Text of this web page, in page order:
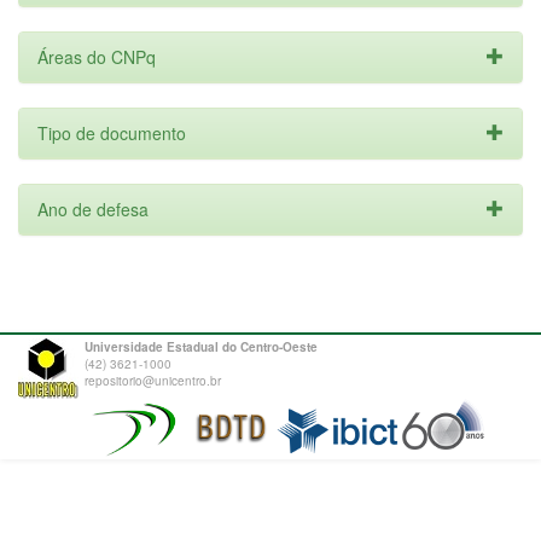
Áreas do CNPq
Tipo de documento
Ano de defesa
Universidade Estadual do Centro-Oeste
(42) 3621-1000
repositorio@unicentro.br